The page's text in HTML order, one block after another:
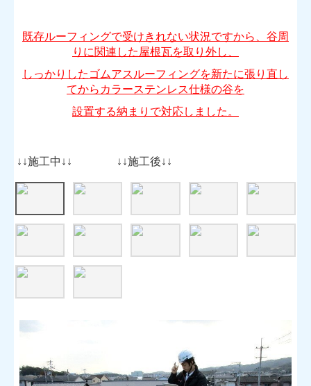
既存ルーフィングで受けきれない状況ですから、谷周
りに関連した屋根瓦を取り外し、
しっかりしたゴムアスルーフィングを新たに張り直し
てからカラーステンレス仕様の谷を
設置する納まりで対応しました。
↓↓施工中↓↓ ↓↓施工後↓↓